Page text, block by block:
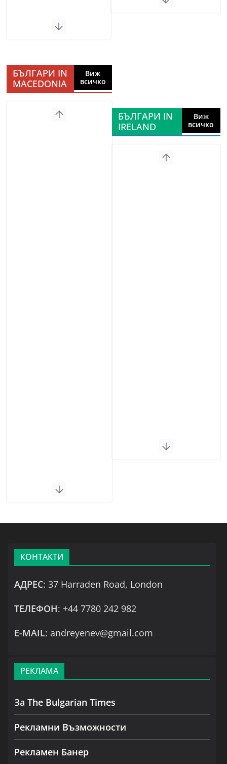
БЪЛГАРИ IN
MACEDONIA
Виж
всичко
БЪЛГАРИ IN
IRELAND
Виж
всичко
КОНТАКТИ
АДРЕС: 37 Harraden Road, London
ТЕЛЕФОН: +44 7780 242 982
Е-MAIL: andreyenev@gmail.com
РЕКЛАМА
За The Bulgarian Times
Рекламни Възможности
Рекламен Банер